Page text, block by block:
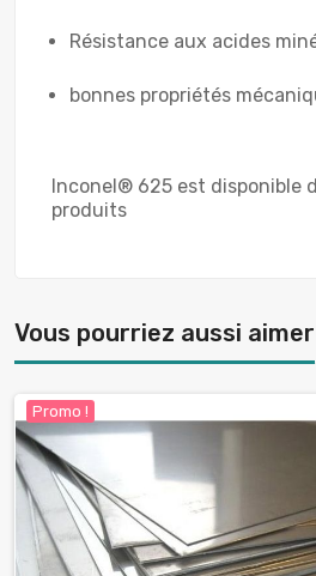
Résistance aux acides
bonnes propriétés
Inconel® 625 est disponible
produits
Vous pourriez aussi aimer
Promo !